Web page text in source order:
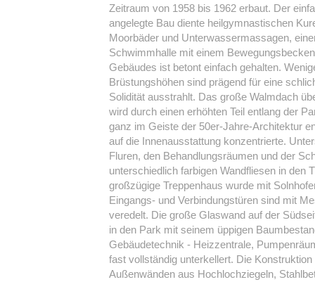
Zeitraum von 1958 bis 1962 erbaut. Der
angelegte Bau diente heilgymnastischen
Moorbäder und Unterwassermassagen,
Schwimmhalle mit einem
Gebäudes ist betont einfach gehalten.
Brüstungshöhen sind prägend für eine
Solidität ausstrahlt. Das große Walmdach
wird durch einen erhöhten Teil entlang der
ganz im Geiste der 50er-Jahre-Architektur
auf die Innenausstattung konzentrierte.
Fluren, den Behandlungsräumen und der
unterschiedlich farbigen Wandfliesen in den
großzügige Treppenhaus wurde mit
Eingangs- und Verbindungstüren sind mit
veredelt. Die große Glaswand auf der
in den Park mit seinem üppigen
Gebäudetechnik - Heizzentrale,
fast vollständig unterkellert. Die
Außenwänden aus Hochlochziegeln,